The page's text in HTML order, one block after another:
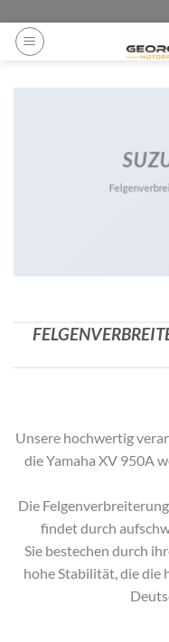
Unsere hochwertig
dieYamaha XV 950A
Die
findet durch
Sie bestechen durch
hohe Stabilität, die die